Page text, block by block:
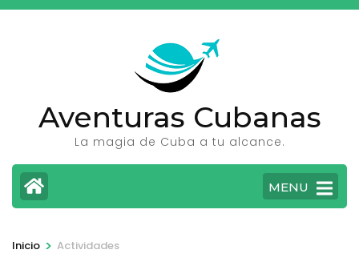
Saltar
Aventuras Cubanas
La magia de Cuba a tu alcance.
MENU
Inicio > Actividades